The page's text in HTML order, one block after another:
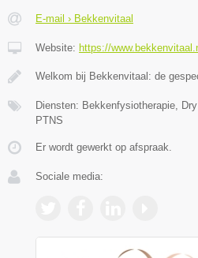
E-mail › Bekkenvitaal
Website: https://
Welkom bij Bekkenvitaal: de
Diensten: Bekkenfysiotherapie,
PTNS
Er wordt gewerkt op afspraak.
Sociale media: